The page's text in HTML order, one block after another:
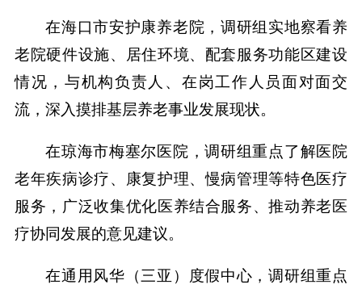
在海口市安护康养老院，调研组实地察看养
老院硬件设施、居住环境、配套服务功能区建设
情况，与机构负责人、在岗工作人员面对面交
流，深入摸排基层养老事业发展现状。
在琼海市梅塞尔医院，调研组重点了解医院
老年疾病诊疗、康复护理、慢病管理等特色医疗
服务，广泛收集优化医养结合服务、推动养老医
疗协同发展的意见建议。
在通用风华（三亚）度假中心，调研组重点